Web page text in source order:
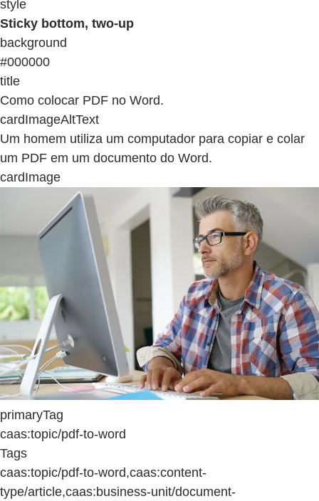
style
Sticky bottom, two-up
background
#000000
title
Como colocar PDF no Word.
cardImageAltText
Um homem utiliza um computador para copiar e colar
um PDF em um documento do Word.
cardImage
primaryTag
caas:topic/pdf-to-word
Tags
caas:topic/pdf-to-word,caas:content-
type/article,caas:business-unit/document-